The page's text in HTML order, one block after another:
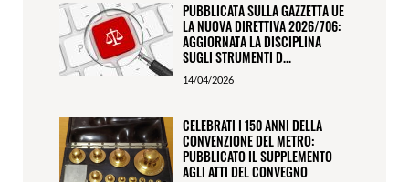
PUBBLICATA SULLA GAZZETTA UE
LA NUOVA DIRETTIVA 2026/706:
AGGIORNATA LA DISCIPLINA
SUGLI STRUMENTI D...
14/04/2026
CELEBRATI I 150 ANNI DELLA
CONVENZIONE DEL METRO:
PUBBLICATO IL SUPPLEMENTO
AGLI ATTI DEL CONVEGNO